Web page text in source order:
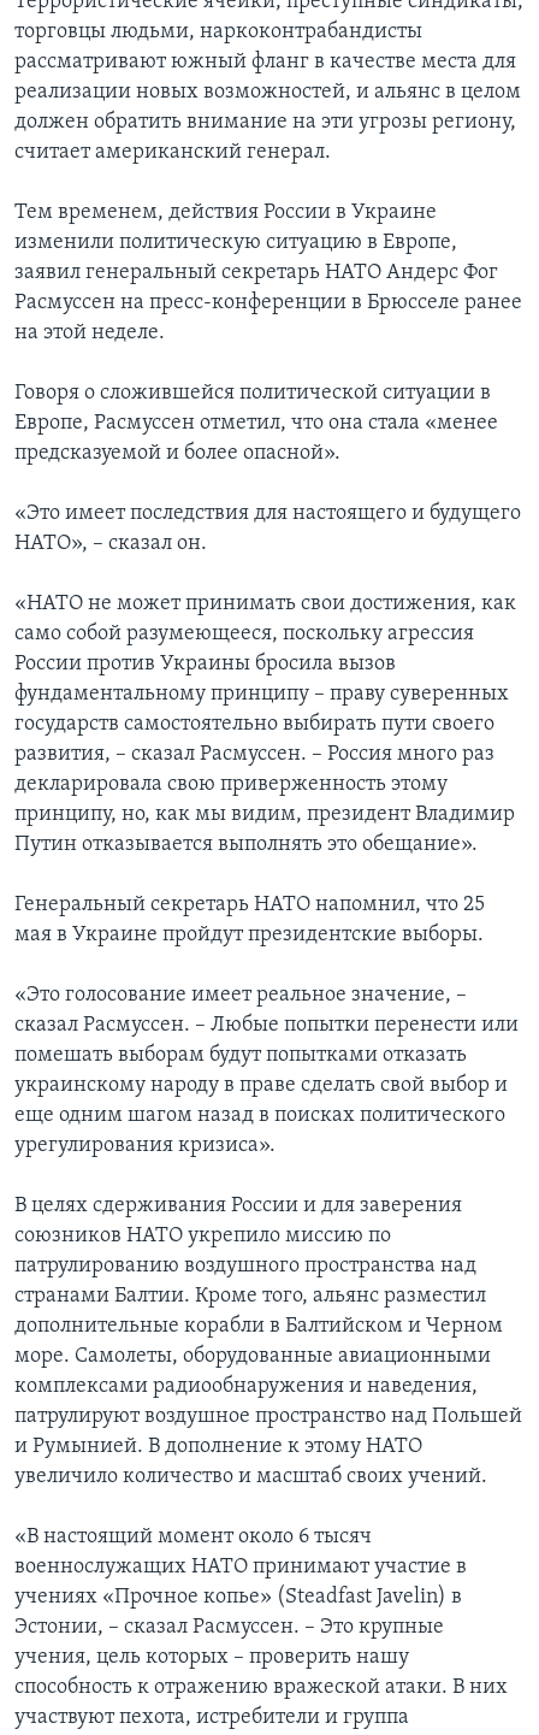
торговцы людьми, наркоконтрабандисты
рассматривают южный фланг в качестве места для
реализации новых возможностей, и альянс в целом
должен обратить внимание на эти угрозы региону,
считает американский генерал.
Тем временем, действия России в Украине
изменили политическую ситуацию в Европе,
заявил генеральный секретарь НАТО Андерс Фог
Расмуссен на пресс-конференции в Брюсселе ранее
на этой неделе.
Говоря о сложившейся политической ситуации в
Европе, Расмуссен отметил, что она стала «менее
предсказуемой и более опасной».
«Это имеет последствия для настоящего и будущего
НАТО», – сказал он.
«НАТО не может принимать свои достижения, как
само собой разумеющееся, поскольку агрессия
России против Украины бросила вызов
фундаментальному принципу – праву суверенных
государств самостоятельно выбирать пути своего
развития, – сказал Расмуссен. – Россия много раз
декларировала свою приверженность этому
принципу, но, как мы видим, президент Владимир
Путин отказывается выполнять это обещание».
Генеральный секретарь НАТО напомнил, что 25
мая в Украине пройдут президентские выборы.
«Это голосование имеет реальное значение, –
сказал Расмуссен. – Любые попытки перенести или
помешать выборам будут попытками отказать
украинскому народу в праве сделать свой выбор и
еще одним шагом назад в поисках политического
урегулирования кризиса».
В целях сдерживания России и для заверения
союзников НАТО укрепило миссию по
патрулированию воздушного пространства над
странами Балтии. Кроме того, альянс разместил
дополнительные корабли в Балтийском и Черном
море. Самолеты, оборудованные авиационными
комплексами радиообнаружения и наведения,
патрулируют воздушное пространство над Польшей
и Румынией. В дополнение к этому НАТО
увеличило количество и масштаб своих учений.
«В настоящий момент около 6 тысяч
военнослужащих НАТО принимают участие в
учениях «Прочное копье» (Steadfast Javelin) в
Эстонии, – сказал Расмуссен. – Это крупные
учения, цель которых – проверить нашу
способность к отражению вражеской атаки. В них
участвуют пехота, истребители и группа